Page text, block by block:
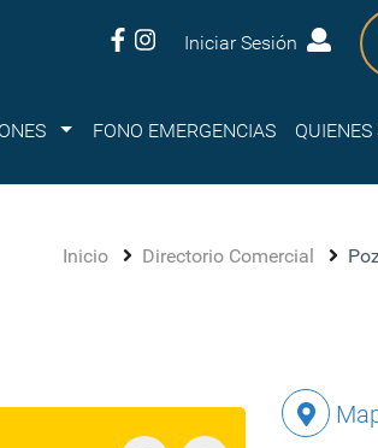
Iniciar Sesión
Submenu
FONO EMERGENCIAS
Inicio Directorio Comercial